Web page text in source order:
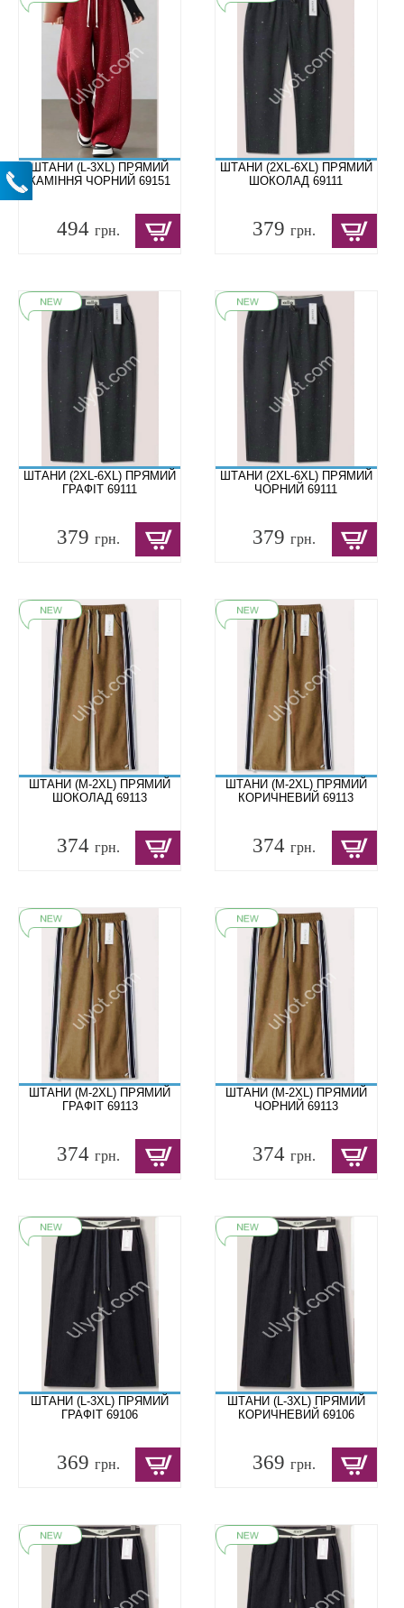
ШТАНИ (L-3XL) ПРЯМИЙ
КАМІННЯ ЧОРНИЙ 69151
494 грн.
ШТАНИ (2XL-6XL) ПРЯМИЙ
ШОКОЛАД 69111
379грн.
ШТАНИ (2XL-6XL) ПРЯМИЙ
ГРАФІТ 69111
379 грн.
ШТАНИ (2XL-6XL) ПРЯМИЙ
ЧОРНИЙ 69111
379грн.
ШТАНИ (M-2XL) ПРЯМИЙ
ШОКОЛАД 69113
374 грн.
ШТАНИ (M-2XL) ПРЯМИЙ
КОРИЧНЕВИЙ 69113
374грн.
ШТАНИ (M-2XL) ПРЯМИЙ
ГРАФІТ 69113
374 грн.
ШТАНИ (M-2XL) ПРЯМИЙ
ЧОРНИЙ 69113
374грн.
ШТАНИ (L-3XL) ПРЯМИЙ
ГРАФІТ 69106
369 грн.
ШТАНИ (L-3XL) ПРЯМИЙ
КОРИЧНЕВИЙ 69106
369грн.